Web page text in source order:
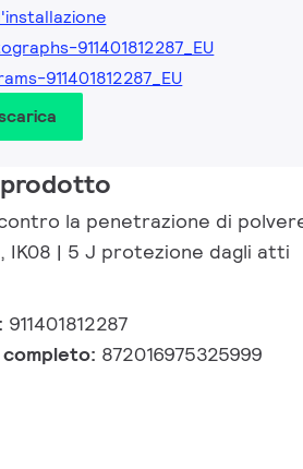
911401812287_EU
911401812287_EU
la penetrazione di
IK08 | 5 J protezione dagli atti
911401812287
872016975325999